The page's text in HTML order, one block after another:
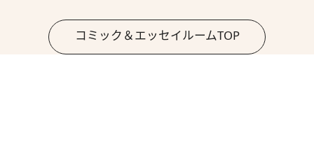
コミック＆エッセイルームTOP